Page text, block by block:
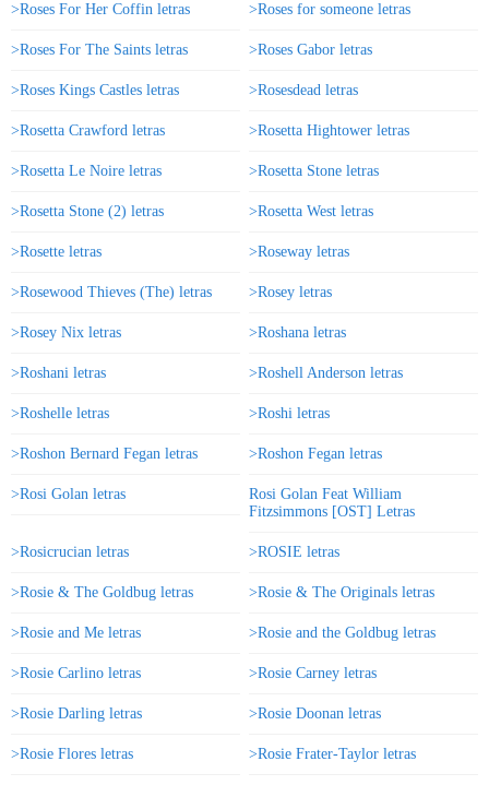
>Roses For Her Coffin letras >Roses for someone letras
>Roses For The Saints letras >Roses Gabor letras
>Roses Kings Castles letras >Rosesdead letras
>Rosetta Crawford letras >Rosetta Hightower letras
>Rosetta Le Noire letras >Rosetta Stone letras
>Rosetta Stone (2) letras >Rosetta West letras
>Rosette letras >Roseway letras
>Rosewood Thieves (The) letras >Rosey letras
>Rosey Nix letras >Roshana letras
>Roshani letras >Roshell Anderson letras
>Roshelle letras >Roshi letras
>Roshon Bernard Fegan letras >Roshon Fegan letras
>Rosi Golan letras
Rosi Golan Feat William
Fitzsimmons [OST] Letras
>Rosicrucian letras >ROSIE letras
>Rosie & The Goldbug letras >Rosie & The Originals letras
>Rosie and Me letras >Rosie and the Goldbug letras
>Rosie Carlino letras >Rosie Carney letras
>Rosie Darling letras >Rosie Doonan letras
>Rosie Flores letras >Rosie Frater-Taylor letras